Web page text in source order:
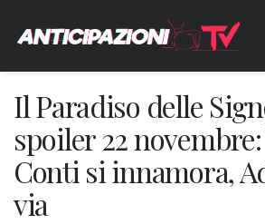
Il Paradiso delle
spoiler 22
Conti si innamora,
via